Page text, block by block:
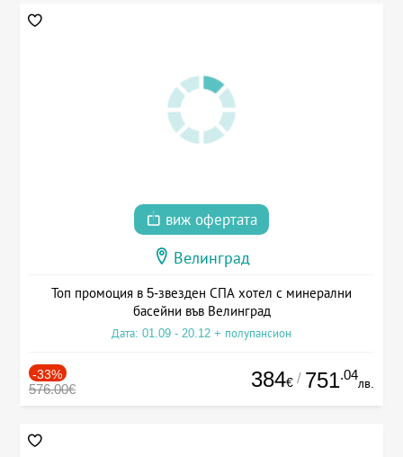
виж офертата
Велинград
Топ промоция в 5-звезден СПА хотел с минерални
басейни във Велинград
Дата: 01.09 - 20.12 + полупансион
-33%
576.00€ 384€ / 751.04
лв.